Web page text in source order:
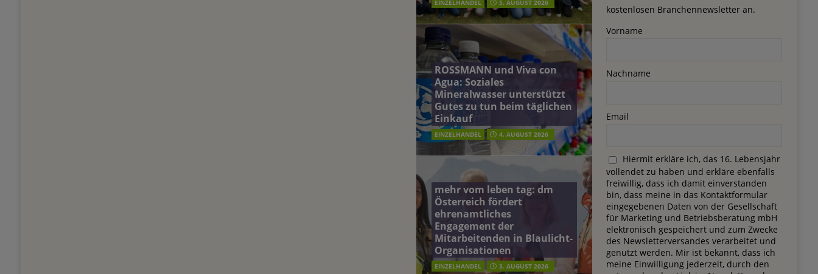
EINZELHANDEL 5. AUGUST 2026
ROSSMANN und Viva con
Agua: Soziales
Mineralwasser unterstützt
Gutes zu tun beim täglichen
Einkauf
EINZELHANDEL 4. AUGUST 2026
mehr vom leben tag: dm
Österreich fördert
ehrenamtliches
Engagement der
Mitarbeitenden in Blaulicht-
Organisationen
EINZELHANDEL 3. AUGUST 2026
kostenlosen Branchennewsletter an.
Vorname
Nachname
Email
Hiermit erkläre ich, das 16. Lebensjahr
vollendet zu haben und erkläre ebenfalls
freiwillig, dass ich damit einverstanden
bin, dass meine in das Kontaktformular
eingegebenen Daten von der Gesellschaft
für Marketing und Betriebsberatung mbH
elektronisch gespeichert und zum Zwecke
des Newsletterversandes verarbeitet und
genutzt werden. Mir ist bekannt, dass ich
meine Einwilligung jederzeit, durch den